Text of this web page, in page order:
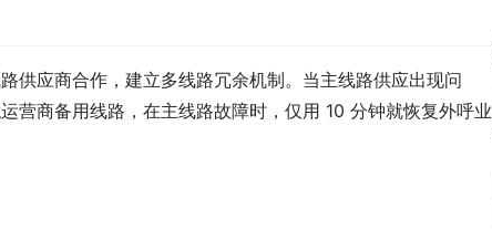
供应商合作，建立多线路冗余机制。当主线路供应出现问
营商备用线路，在主线路故障时，仅用 10 分钟就恢复外呼业